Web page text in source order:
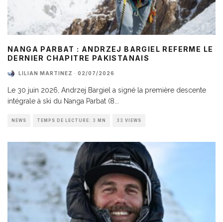
NANGA PARBAT : ANDRZEJ BARGIEL REFERME LE
DERNIER CHAPITRE PAKISTANAIS
LILIAN MARTINEZ · 02/07/2026
Le 30 juin 2026, Andrzej Bargiel a signé la première descente
intégrale à ski du Nanga Parbat (8
NEWS TEMPS DE LECTURE: 3 MN 33 VIEWS